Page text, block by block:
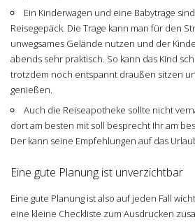
Ein Kinderwagen und eine Babytrage
Reisegepäck. Die Trage kann man für den
unwegsames Gelände nutzen und der
abends sehr praktisch. So kann das Kind
trotzdem noch entspannt draußen sitzen
genießen.
Auch die Reiseapotheke sollte nicht
dort am besten mit soll besprecht Ihr am
Der kann seine Empfehlungen auf das
Eine gute Planung ist unverzichtbar
Eine gute Planung ist also auf jeden Fall
eine kleine Checkliste zum Ausdrucken